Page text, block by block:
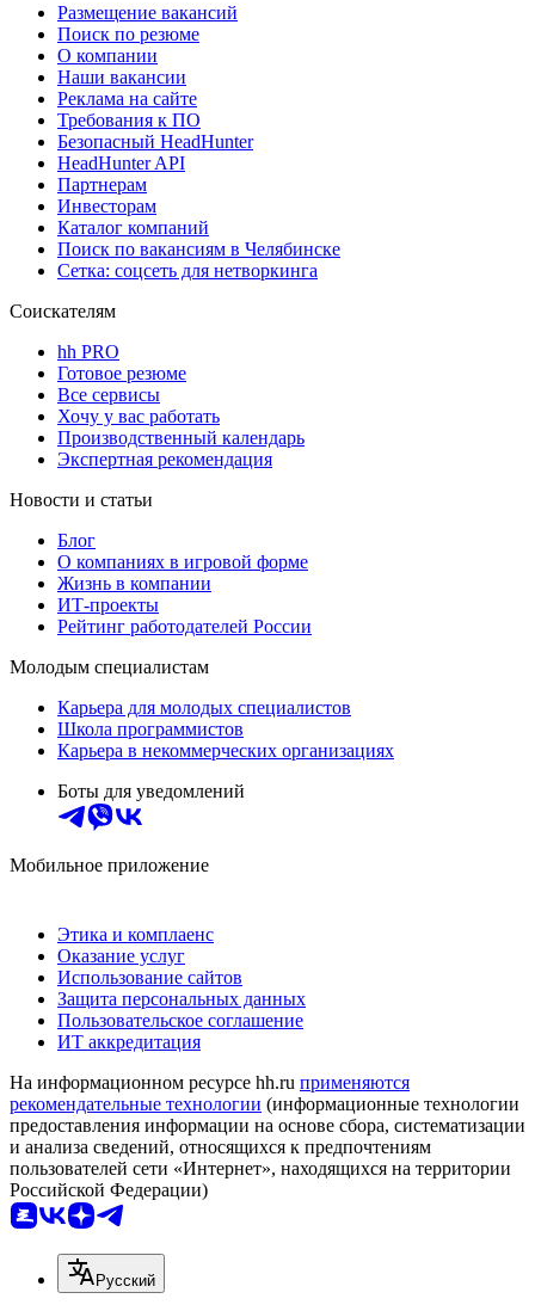
Размещение вакансий
Поиск по резюме
О компании
Наши вакансии
Реклама на сайте
Требования к ПО
Безопасный HeadHunter
HeadHunter API
Партнерам
Инвесторам
Каталог компаний
Поиск по вакансиям в Челябинске
Сетка: соцсеть для нетворкинга
Соискателям
hh PRO
Готовое резюме
Все сервисы
Хочу у вас работать
Производственный календарь
Экспертная рекомендация
Новости и статьи
Блог
О компаниях в игровой форме
Жизнь в компании
ИТ-проекты
Рейтинг работодателей России
Молодым специалистам
Карьера для молодых специалистов
Школа программистов
Карьера в некоммерческих организациях
Боты для уведомлений
Мобильное приложение
Этика и комплаенс
Оказание услуг
Использование сайтов
Защита персональных данных
Пользовательское соглашение
ИТ аккредитация
На информационном ресурсе hh.ru применяются
рекомендательные технологии (информационные технологии
предоставления информации на основе сбора, систематизации
и анализа сведений, относящихся к предпочтениям
пользователей сети «Интернет», находящихся на территории
Российской Федерации)
Русский